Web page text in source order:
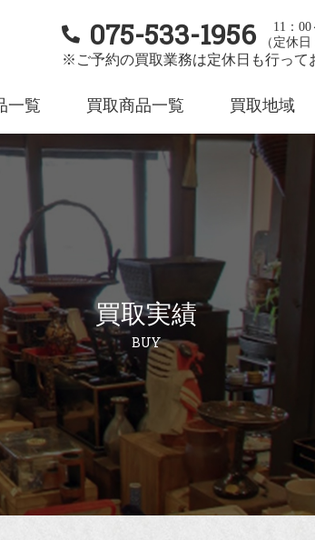
075-533-1956
11：00
（定休日
※ご予約の買取業務は定休日も行って
一覧 買取商品一覧 買取地域
買取実績
BUY